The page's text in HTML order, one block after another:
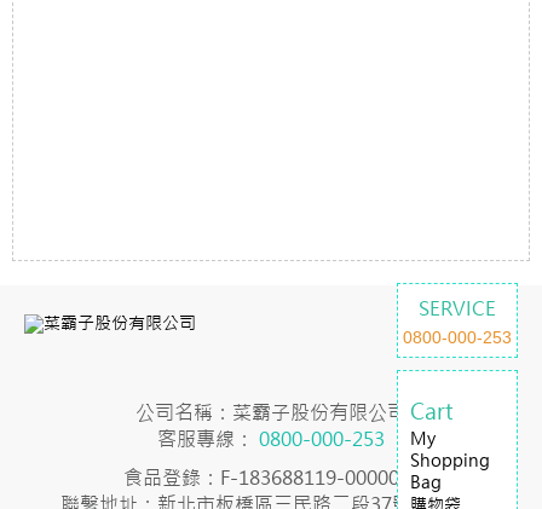
SERVICE
0800-000-253
Cart
My
Shopping
Bag
購物袋
公司名稱：菜霸子股份有限公司
客服專線： 0800-000-253
食品登錄：F-183688119-00000-7
聯繫地址：新北市板橋區三民路二段37號23樓之2